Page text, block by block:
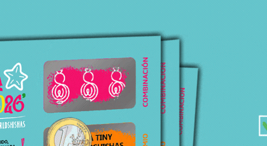
Respondemos todas tus dudas, ¡Contáctanos!
ENVÍOS
GRATIS
Para pedidos superiores a 30€ en península.